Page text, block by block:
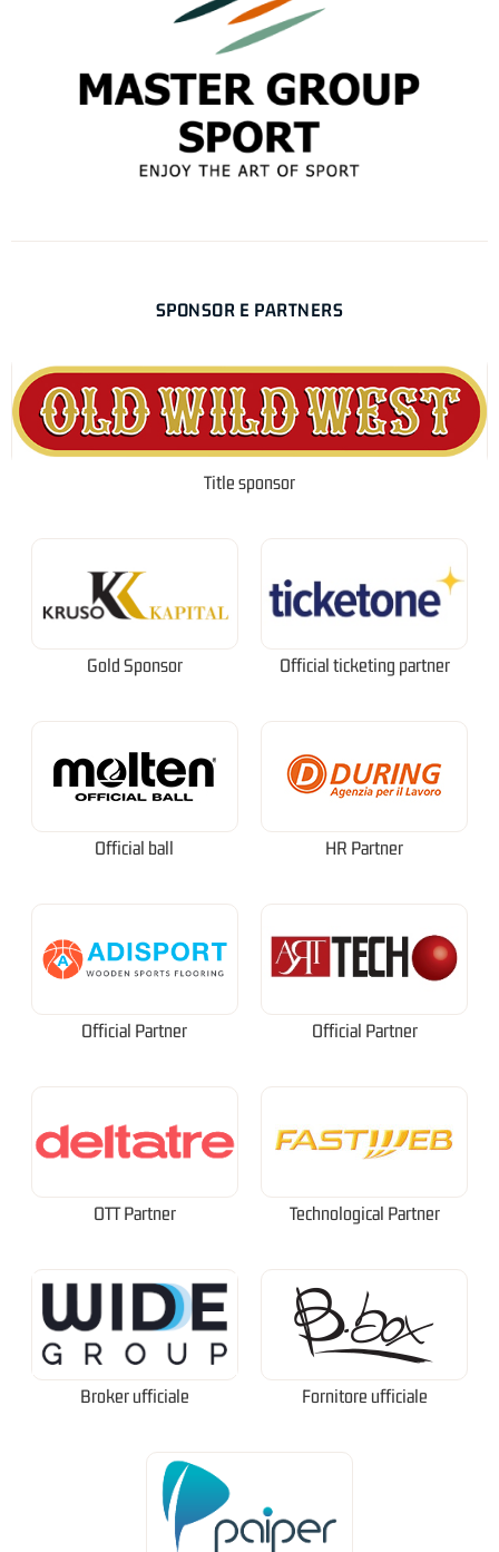
SPONSOR E PARTNERS
Title sponsor
Gold Sponsor Official ticketing partner
Official ball HR Partner
Official Partner Official Partner
OTT Partner Technological Partner
Broker ufficiale Fornitore ufficiale